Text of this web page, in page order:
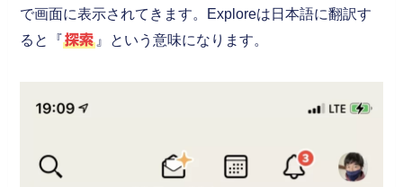
で画面に表示されてきます。Exploreは日本語に翻訳す
ると『探索 』という意味になります。